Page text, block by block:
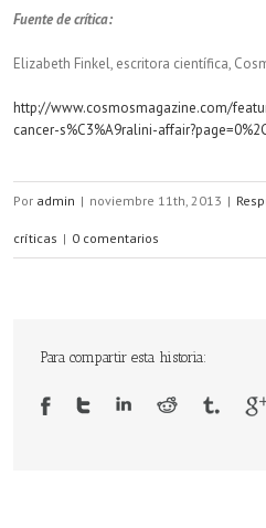
Fuente de crítica:
Elizabeth Finkel, escritora científica,
http://www.cosmosmagazine.com/
cancer-s%C3%A9ralini-
Por admin | noviembre 11th, 2013 |
críticas | 0 comentarios
Para compartir esta historia: